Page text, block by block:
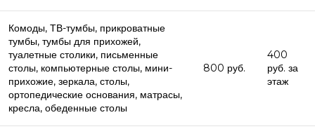
Комоды, ТВ-тумбы, прикроватные
тумбы, тумбы для прихожей,
туалетные столики, письменные
столы, компьютерные столы, мини-
прихожие, зеркала, столы,
ортопедические основания, матрасы,
кресла, обеденные столы
800 руб.
400
руб. за
этаж